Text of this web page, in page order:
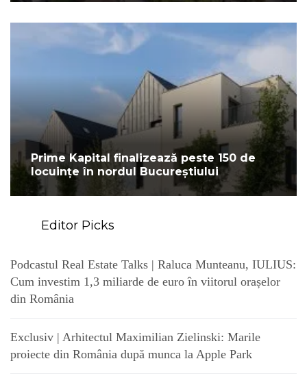
Prime Kapital finalizează peste 150 de
locuințe în nordul Bucureștiului
Editor Picks
Podcastul Real Estate Talks | Raluca Munteanu, IULIUS:
Cum investim 1,3 miliarde de euro în viitorul orașelor
din România
Exclusiv | Arhitectul Maximilian Zielinski: Marile
proiecte din România după munca la Apple Park